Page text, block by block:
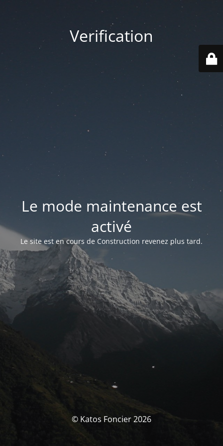
Verification
Le mode maintenance est
activé
Le site est en cours de Construction revenez plus tard.
© Katos Foncier 2026